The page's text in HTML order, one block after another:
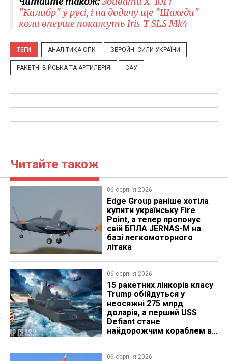
"Калибр" у русі, і на додачу ще "Шахеди" -
коли вперше покажуть Iris-T SLS Mk4
ТЕГИ АНАЛІТИКА ОПК ЗБРОЙНІ СИЛИ УКРАЇНИ
РАКЕТНІ ВІЙСЬКА ТА АРТИЛЕРІЯ САУ
Читайте також
06 серпня 2026
Edge Group раніше хотіла
купити українську Fire
Point, а тепер пропонує
свій БПЛА JERNAS-M на
базі легкомоторного
літака
06 серпня 2026
15 ракетних лінкорів класу
Trump обійдуться у
неосяжні 275 млрд
доларів, а перший USS
Defiant стане
найдорожчим кораблем в
06 серпня 2026